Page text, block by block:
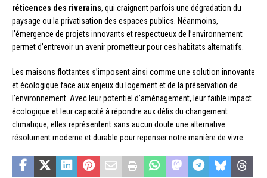
réticences des riverains, qui craignent parfois une dégradation du
paysage ou la privatisation des espaces publics. Néanmoins,
l’émergence de projets innovants et respectueux de l’environnement
permet d’entrevoir un avenir prometteur pour ces habitats alternatifs.
Les maisons flottantes s’imposent ainsi comme une solution innovante
et écologique face aux enjeux du logement et de la préservation de
l’environnement. Avec leur potentiel d’aménagement, leur faible impact
écologique et leur capacité à répondre aux défis du changement
climatique, elles représentent sans aucun doute une alternative
résolument moderne et durable pour repenser notre manière de vivre.